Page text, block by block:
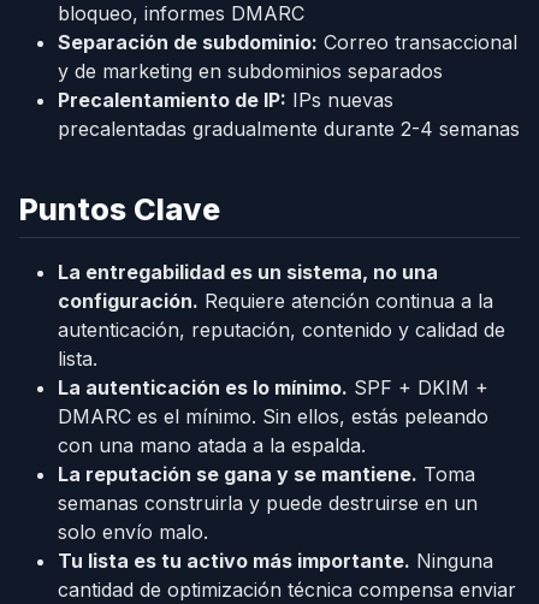
bloqueo, informes DMARC
Separación de subdominio: Correo transaccional
y de marketing en subdominios separados
Precalentamiento de IP: IPs nuevas
precalentadas gradualmente durante 2-4 semanas
Puntos Clave
La entregabilidad es un sistema, no una
configuración. Requiere atención continua a la
autenticación, reputación, contenido y calidad de
lista.
La autenticación es lo mínimo. SPF + DKIM +
DMARC es el mínimo. Sin ellos, estás peleando
con una mano atada a la espalda.
La reputación se gana y se mantiene. Toma
semanas construirla y puede destruirse en un
solo envío malo.
Tu lista es tu activo más importante. Ninguna
cantidad de optimización técnica compensa enviar